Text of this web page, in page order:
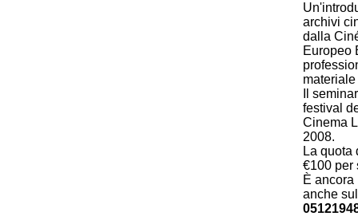
archivi
dalla
Europeo
Il
festival
Cinema
2008.
La quota
€100 per
È
anche